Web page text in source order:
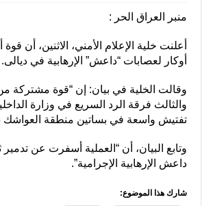
منبر العراق الحر :
أعلنت خلية الإعلام الأمني، الاثنين، أن
أوكار لعصابات “داعش” الإرهابية في ديالى.
وقالت الخلية في بيان: إن “قوة مشتركة من
والثالث فرقة الرد السريع في وزارة
تفتيش واسعة في بساتين منطقة العواشك
وتابع البيان، أن “العملية أسفرت عن تدمير
داعش الإرهابية الإجرامية”.
شارك هذا الموضوع: